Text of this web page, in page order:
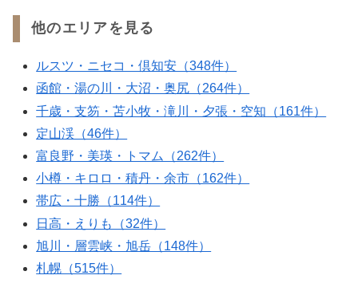
他のエリアを見る
ルスツ・ニセコ・倶知安（348件）
函館・湯の川・大沼・奥尻（264件）
千歳・支笏・苫小牧・滝川・夕張・空知（161件）
定山渓（46件）
富良野・美瑛・トマム（262件）
小樽・キロロ・積丹・余市（162件）
帯広・十勝（114件）
日高・えりも（32件）
旭川・層雲峡・旭岳（148件）
札幌（515件）